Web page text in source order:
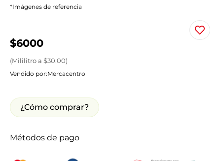
*Imágenes de referencia
$6000
(Mililitroa $30.00)
Vendido por:Mercacentro
¿Cómo comprar?
Métodos de pago